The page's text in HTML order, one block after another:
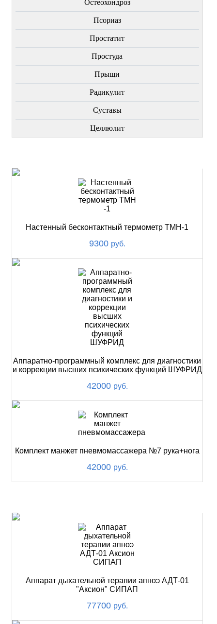
Остеохондроз
Пcориаз
Простатит
Простуда
Прыщи
Радикулит
Суставы
Целлюлит
Настенный бесконтактный термометр ТМН-1
9300 руб.
Аппаратно-программный комплекс для диагностики
и коррекции высших психических функций ШУФРИД
42000 руб.
Комплект манжет пневмомассажера №7 рука+нога
42000 руб.
Аппарат дыхательной терапии апноэ АДТ-01
"Аксион" СИПАП
77700 руб.